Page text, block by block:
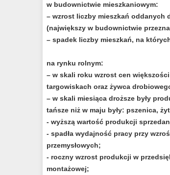
w budownictwie mieszkaniowym:
– wzrost liczby mieszkań oddanych
(największy w budownictwie
– spadek liczby mieszkań, na
na rynku rolnym:
– w skali roku wzrost cen
targowiskach oraz żywca
– w skali miesiąca droższe były
tańsze niż w maju były: pszenica,
- wyższą wartość produkcji
- spadła wydajność pracy przy
przemysłowych;
- roczny wzrost produkcji w
montażowej;